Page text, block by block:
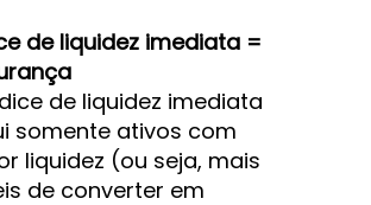
de liquidez imediata =
de liquidez imediata
somente ativos com
liquidez (ou seja, mais
de converter em